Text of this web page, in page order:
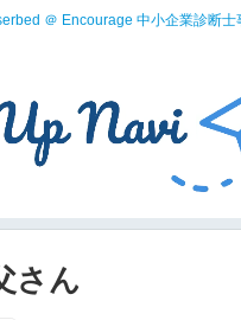
＠ Encourage 中小企業診断士
さん